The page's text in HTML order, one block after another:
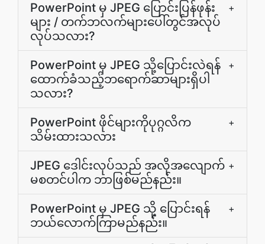
PowerPoint မှ JPEG ပြောင်းပြန်ဖုန်း
များ / တက်ဘလက်များပေါ်တွင်အလုပ်
လုပ်သလား?
+
PowerPoint မှ JPEG သို့ပြောင်းလဲရန်
ထောက်ခံသည့်ဘရောက်ဆာများရှိပါ
သလား?
+
PowerPoint ဖိုင်များကိုပုဂ္ဂလိက
သိမ်းထားသလား
+
JPEG ဒေါင်းလုပ်သည် အလိုအလျောက်
မစတင်ပါက ဘာဖြစ်မည်နည်း။
+
PowerPoint မှ JPEG သို့ ပြောင်းရန်
ဘယ်လောက်ကြာမည်နည်း။
+